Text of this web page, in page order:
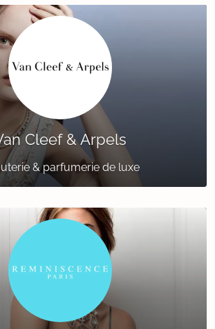
Cleef & Arpels
& parfumerie de luxe